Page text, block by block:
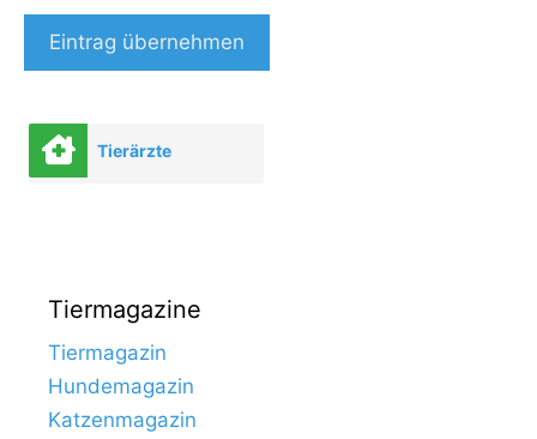
Eintrag übernehmen
Tierärzte
Tiermagazine
Tiermagazin
Hundemagazin
Katzenmagazin